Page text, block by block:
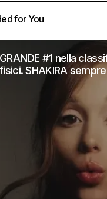
for You
#1 nella
SHAKIRA